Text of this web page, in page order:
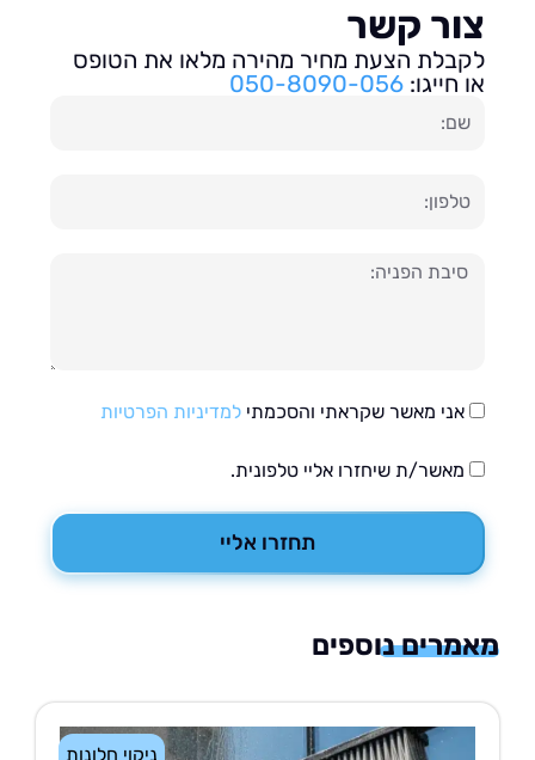
קשר
הצעת מחיר מהירה מלאו את הטופס
חייגו:050-8090-056
אני מאשר שקראתי והסכמתילמדיניות הפרטיות
מאשר/ת שיחזרו אליי טלפונית.
תחזרו אליי
נוספים
ניקוי חלונות